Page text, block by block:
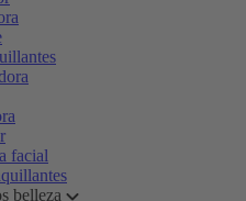
facial
belleza